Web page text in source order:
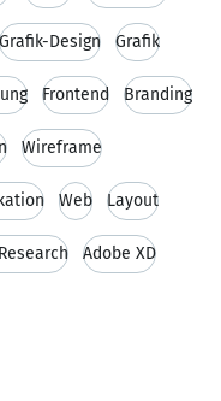
Grafik-Design Grafik
Frontend Branding
Wireframe
Web Layout
Adobe XD